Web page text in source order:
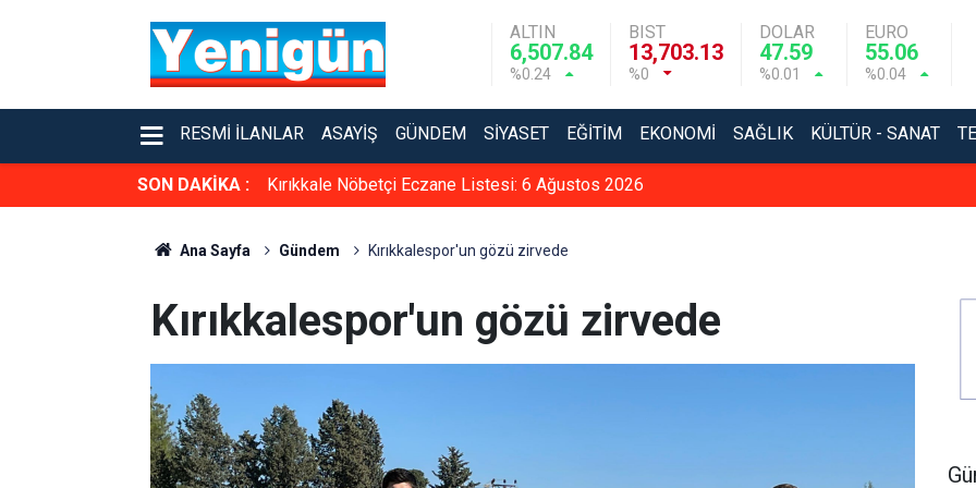
ALTIN
6,507.84
%0.24
BIST
13,703.13
%0
DOLAR
47.59
%0.01
EURO
55.06
%0.04
RESMI İLANLAR ASAYIŞ GÜNDEM SIYASET EĞITIM EKONOMI SAĞLIK KÜLTÜR - SANAT
SON DAKİKA : Kırıkkale Nöbetçi Eczane Listesi: 6 Ağustos 2026
Ana Sayfa Gündem Kırıkkalespor'un gözü zirvede
Kırıkkalespor'un gözü zirvede